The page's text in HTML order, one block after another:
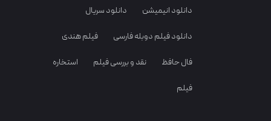
دانلود انیمیشن دانلود سریال
دانلود فیلم دوبله فارسی فیلم هندی
فال حافظ نقد و بررسی فیلم استخاره
فیلم